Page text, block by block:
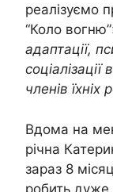
реалізуємо
“Коло
адаптації,
членів їхніх
Вдома на
річна
зараз 8
робить дуже